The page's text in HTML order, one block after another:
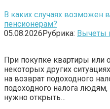
В каких случаях возможен
пенсионерам?
05.08.2026Рубрика: Вычеты
При покупке квартиры или
некоторых других
на возврат подоходного
подоходного налога
нужно открыть…